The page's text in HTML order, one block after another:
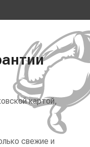
картой,
свежие и